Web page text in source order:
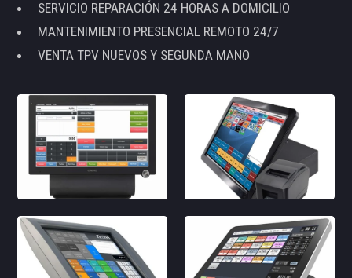
SERVICIO REPARACIÓN 24 HORAS A DOMICILIO
MANTENIMIENTO PRESENCIAL REMOTO 24/7
VENTA TPV NUEVOS Y SEGUNDA MANO